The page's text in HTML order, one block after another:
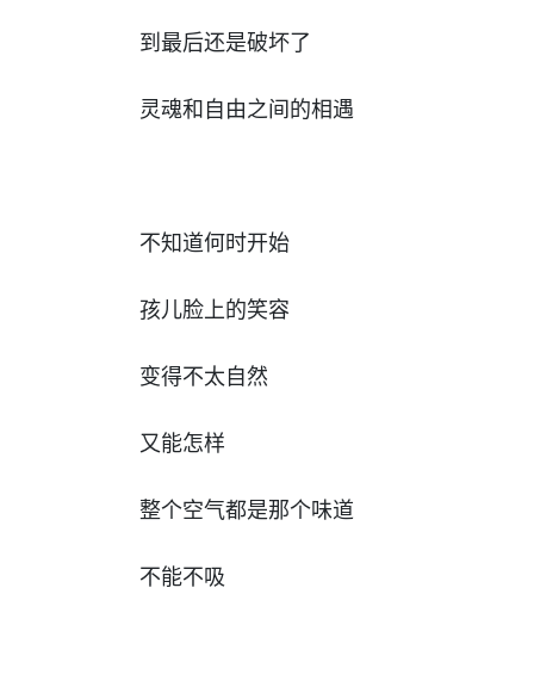
到最后还是破坏了
灵魂和自由之间的相遇
不知道何时开始
孩儿脸上的笑容
变得不太自然
又能怎样
整个空气都是那个味道
不能不吸